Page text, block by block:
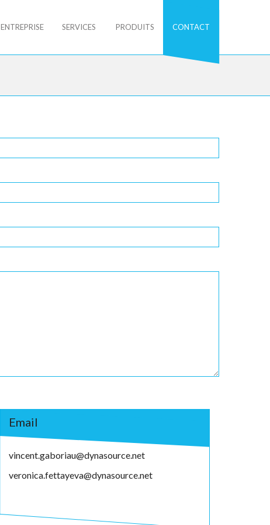
ENTREPRISE SERVICES PRODUITS CONTACT
Email
vincent.gaboriau@dynasource.net
veronica.fettayeva@dynasource.net